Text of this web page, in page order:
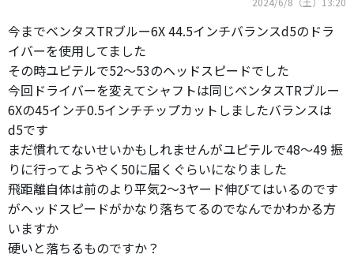
今までベンタスTRブルー6X 44.5インチバランスd5のドラ
イバーを使用してました
その時ユピテルで52〜53のヘッドスピードでした
今回ドライバーを変えてシャフトは同じベンタスTRブルー
6Xの45インチ0.5インチチップカットしましたバランスは
d5です
まだ慣れてないせいかもしれませんがユピテルで48〜49 振
りに行ってようやく50に届くぐらいになりました
飛距離自体は前のより平気2〜3ヤード伸びてはいるのです
がヘッドスピードがかなり落ちてるのでなんでかわかる方
いますか
硬いと落ちるものですか？